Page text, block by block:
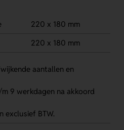
220 x 180 mm
220 x 180 mm
aantallen en
9 werkdagen na akkoord
exclusief BTW.